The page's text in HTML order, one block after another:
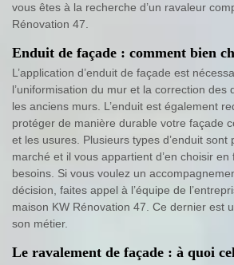
vous êtes à la recherche d’un ravaleur
Rénovation 47.
Enduit de façade : comment bien
L’application d’enduit de façade est
l’uniformisation du mur et la correction des
les anciens murs. L’enduit est également
protéger de manière durable votre façade
et les usures. Plusieurs types d’enduit sont
marché et il vous appartient d’en choisir
besoins. Si vous voulez un
décision, faites appel à l’équipe de
maison KW Rénovation 47. Ce dernier est
son métier.
Le ravalement de façade : à quoi